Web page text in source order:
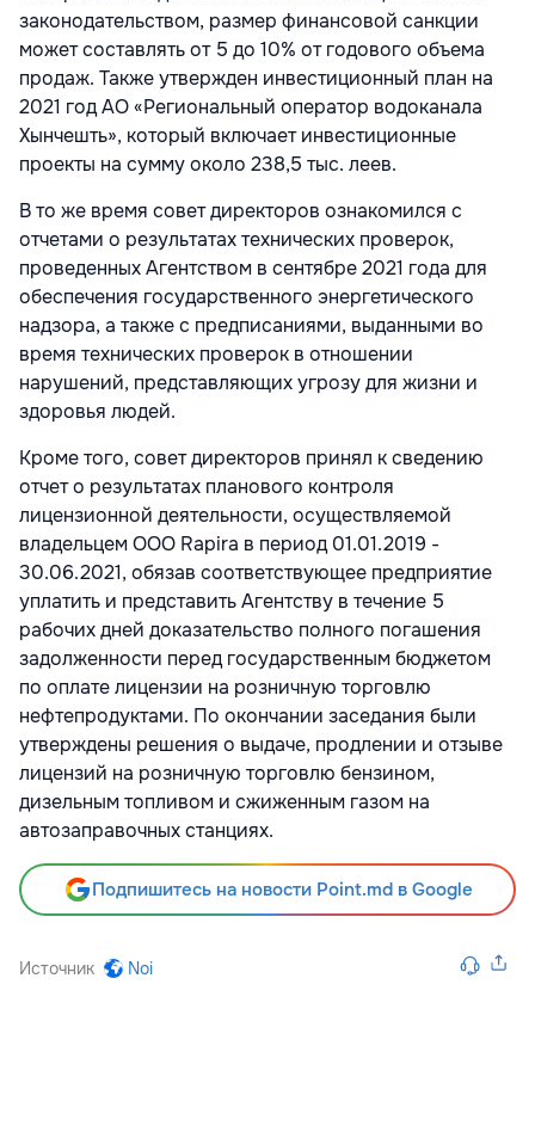
законодательством, размер финансовой санкции
может составлять от 5 до 10% от годового объема
продаж. Также утвержден инвестиционный план на
2021 год АО «Региональный оператор водоканала
Хынчешть», который включает инвестиционные
проекты на сумму около 238,5 тыс. леев.
В то же время совет директоров ознакомился с
отчетами о результатах технических проверок,
проведенных Агентством в сентябре 2021 года для
обеспечения государственного энергетического
надзора, а также с предписаниями, выданными во
время технических проверок в отношении
нарушений, представляющих угрозу для жизни и
здоровья людей.
Кроме того, совет директоров принял к сведению
отчет о результатах планового контроля
лицензионной деятельности, осуществляемой
владельцем ООО Rapira в период 01.01.2019 -
30.06.2021, обязав соответствующее предприятие
уплатить и представить Агентству в течение 5
рабочих дней доказательство полного погашения
задолженности перед государственным бюджетом
по оплате лицензии на розничную торговлю
нефтепродуктами. По окончании заседания были
утверждены решения о выдаче, продлении и отзыве
лицензий на розничную торговлю бензином,
дизельным топливом и сжиженным газом на
автозаправочных станциях.
Подпишитесь на новости Point.md в Google
Источник Noi